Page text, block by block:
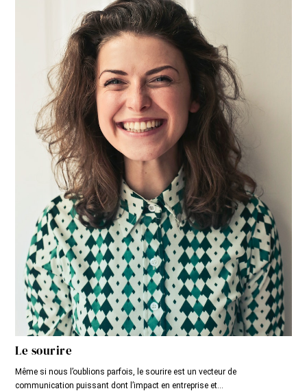
Le sourire
Même si nous l’oublions parfois, le sourire est un vecteur de
communication puissant dont l’impact en entreprise et...